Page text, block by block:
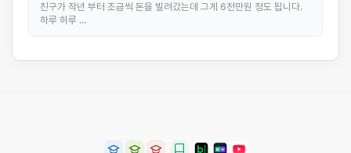
친구가 작년 부터 조금씩 돈을 빌려갔는데 그게 6천만원 정도 됩니다.
하루 하루 …